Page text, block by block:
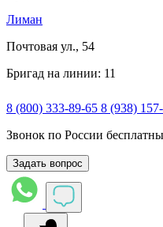
Лиман
Почтовая ул., 54
Бригад на линии: 11
8 (800) 333-89-65 8 (938)
Звонок по России
Задать вопрос